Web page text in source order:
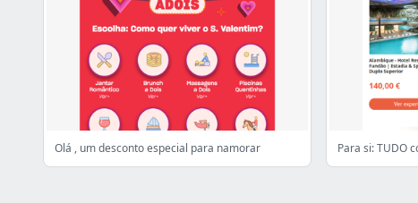
Olá , um desconto especial para namorar Para si: TUDO